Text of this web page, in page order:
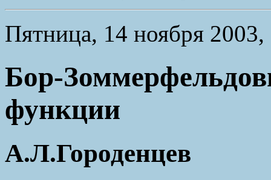
Пятница, 14 ноября 2003,
Бор-
функции
А.Л.Городенцев